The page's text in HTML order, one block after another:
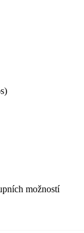
možností